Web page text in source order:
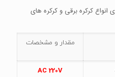
انواع کرکره برقی و کرکره های
مقدار و مشخصات
AC220V